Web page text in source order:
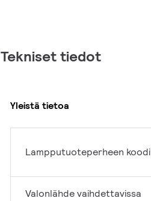
Tekniset tiedot
Yleistä tietoa
Lampputuoteperheen koodi
Valonlähde vaihdettavissa